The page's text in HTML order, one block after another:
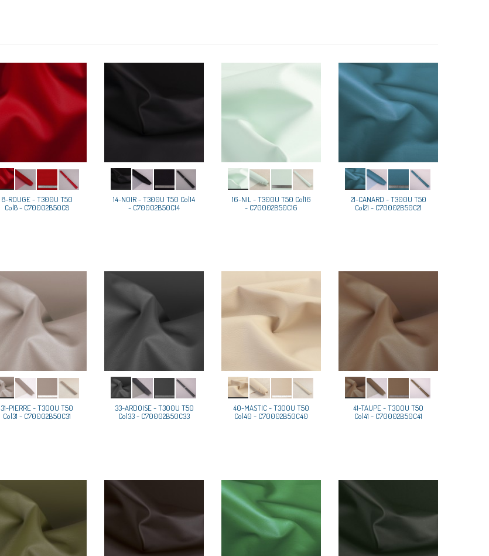
8-ROUGE - T300U T50
Col8 - C70002B50C8
14-NOIR - T300U T50 Col14
- C70002B50C14
16-NIL - T300U T50 Col16
- C70002B50C16
21-CANARD - T300U T50
Col21 - C70002B50C21
31-PIERRE - T300U T50
Col31 - C70002B50C31
33-ARDOISE - T300U T50
Col33 - C70002B50C33
40-MASTIC - T300U T50
Col40 - C70002B50C40
41-TAUPE - T300U T50
Col41 - C70002B50C41